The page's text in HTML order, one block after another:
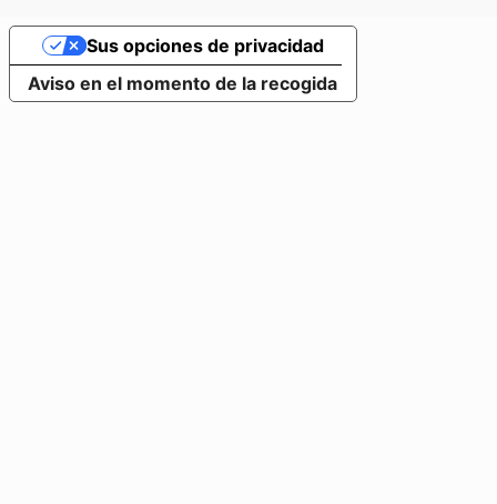
Aviso en el momento de la recogida
Sus opciones de privacidad